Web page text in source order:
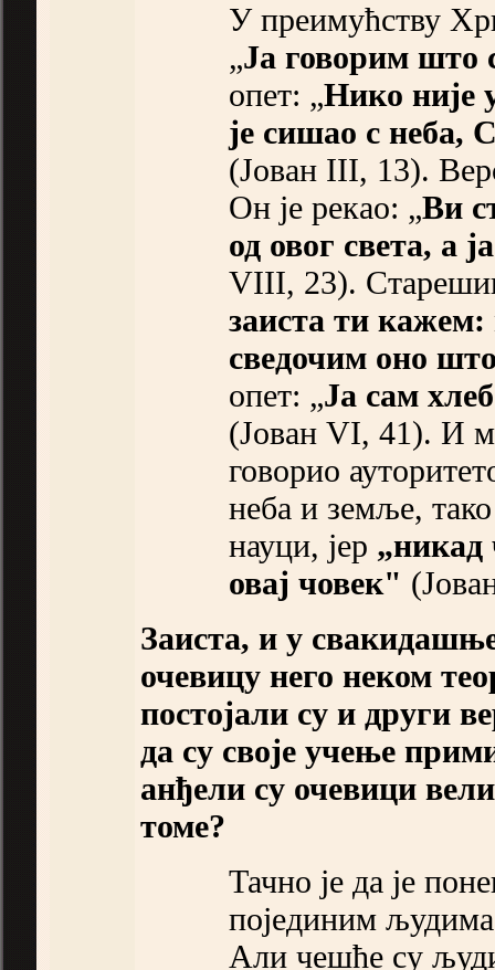
У преимућству
„Ја говорим што
опет: „Нико није
је сишао с неба,
(Јован III, 13).
Он је рекао: „Ви
од овог света, а
VIII, 23).
заиста ти
сведочим оно
опет: „Ја сам
(Јован VI, 41). И
говорио
неба и земље,
науци, јер „никад
овај човек"
Заиста, и у
очевицу него неком
постојали су и други
да су своје учење
анђели су очевици
томе?
Тачно је да је
појединим
Али чешће су